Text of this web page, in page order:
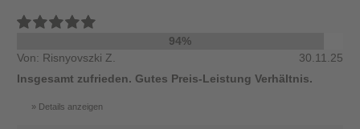
94%
Von: Risnyovszki Z.
30.11.25
Insgesamt zufrieden. Gutes Preis-Leistung Verhältnis.
Details anzeigen